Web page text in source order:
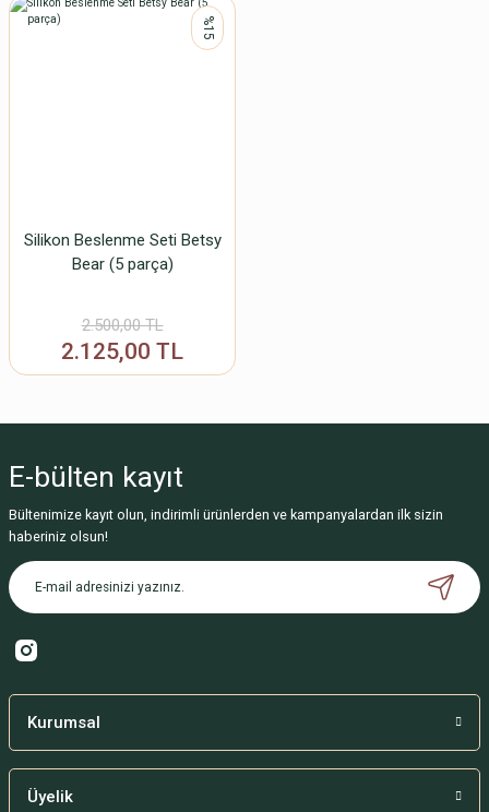
%15
Silikon Beslenme Seti Betsy
Bear (5 parça)
2.500,00 TL
2.125,00 TL
E-bülten kayıt
Bültenimize kayıt olun, indirimli ürünlerden ve kampanyalardan ilk sizin
haberiniz olsun!
Kurumsal
Üyelik